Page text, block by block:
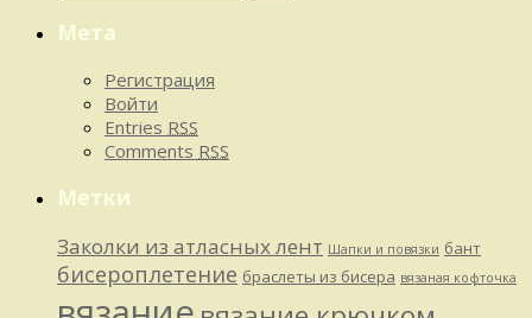
Мета
Регистрация
Войти
Entries RSS
Comments RSS
Метки
Заколки из атласных лент Шапки и повязки бант
бисероплетение браслеты из бисера вязаная кофточка